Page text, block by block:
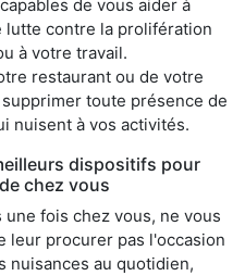
de vous aider à
contre la prolifération
à votre travail.
restaurant ou de votre
toute présence de
nuisent à vos activités.
dispositifs pour
chez vous
fois chez vous, ne vous
leur procurer pas l'occasion
nuisances au quotidien,